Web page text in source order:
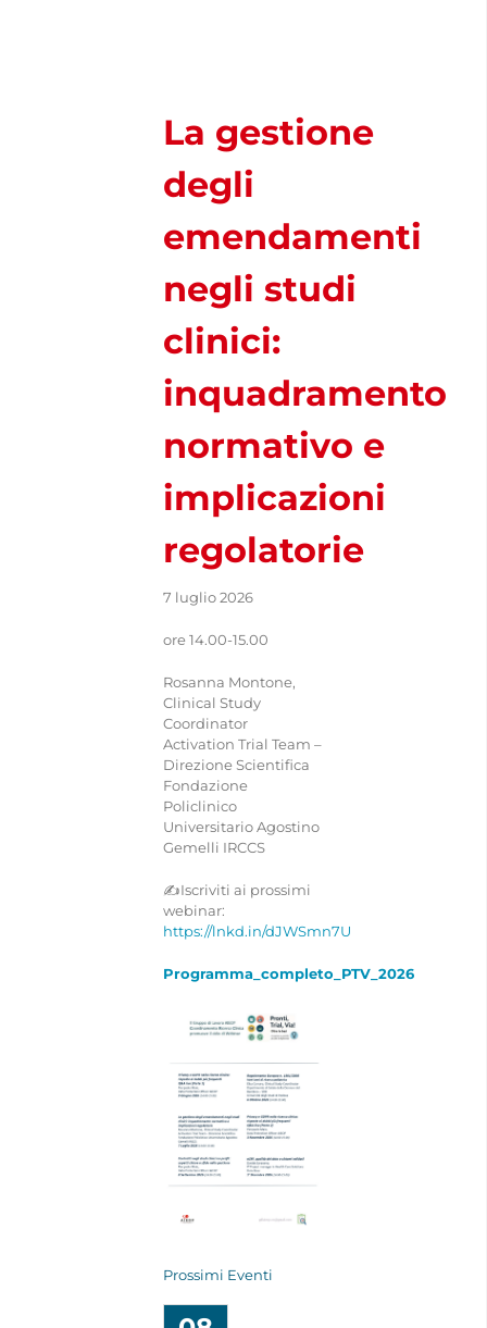
OPERATORI SANITARI
La gestione
degli
emendamenti
negli studi
clinici:
inquadramento
normativo e
implicazioni
regolatorie
7 luglio 2026
ore 14.00-15.00
Rosanna Montone,
Clinical Study
Coordinator
Activation Trial Team –
Direzione Scientifica
Fondazione
Policlinico
Universitario Agostino
Gemelli IRCCS
✍️Iscriviti ai prossimi
webinar:
https://lnkd.in/dJWSmn7U
Programma_completo_PTV_2026
Prossimi Eventi